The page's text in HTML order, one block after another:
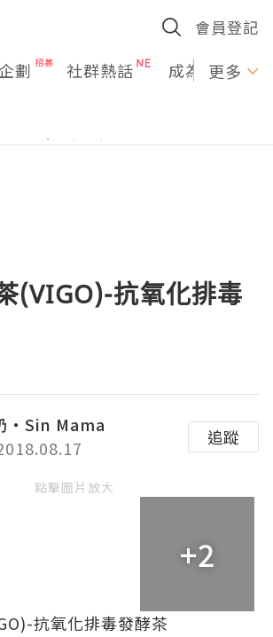
會員登記
劃 社群熱話 成為U更多
(VIGO)-抗氧化排毒
‧Sin Mama
追蹤
點擊圖片放大
+2
抗氧化排毒發酵茶